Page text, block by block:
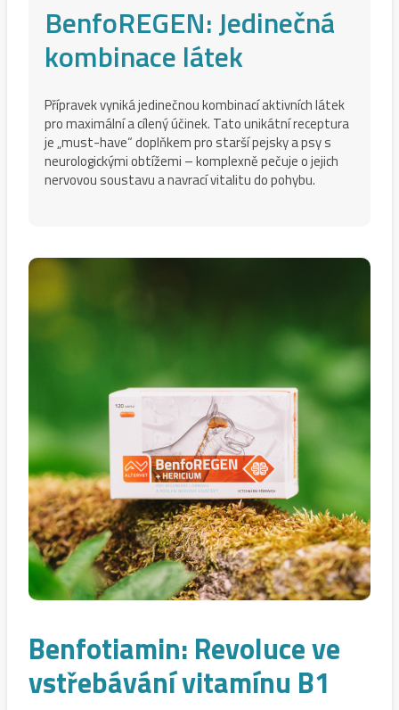
BenfoREGEN: Jedinečná
kombinace látek
Přípravek vyniká jedinečnou kombinací aktivních látek
pro maximální a cílený účinek. Tato unikátní receptura
je „must-have“ doplňkem pro starší pejsky a psy s
neurologickými obtížemi – komplexně pečuje o jejich
nervovou soustavu a navrací vitalitu do pohybu.
Benfotiamin: Revoluce ve
vstřebávání vitamínu B1